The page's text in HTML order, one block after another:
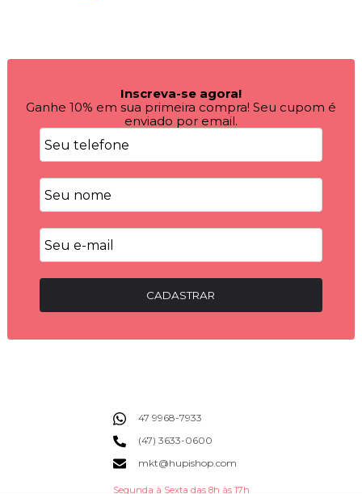
Inscreva-se agora!
Ganhe 10% em sua primeira compra! Seu cupom é
enviado por email.
CADASTRAR
47 9968-7933
(47) 3633-0600
mkt@hupishop.com
Segunda à Sexta das 8h às 17h